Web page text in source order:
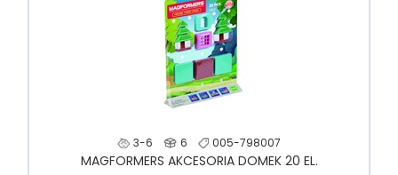
3-6 6 005-798007
MAGFORMERS AKCESORIA DOMEK 20 EL.